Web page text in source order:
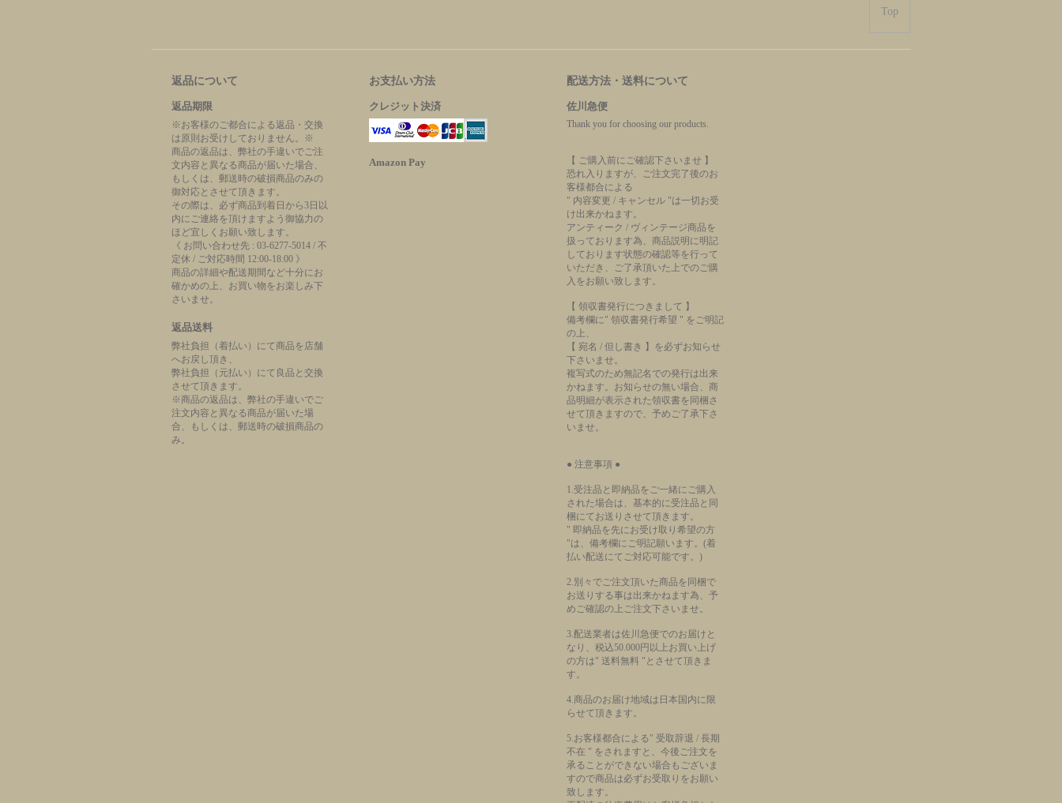
Top
返品について
返品期限
※お客様のご都合による返品・交換
は原則お受けしておりません。※
商品の返品は、弊社の手違いでご注
文内容と異なる商品が届いた場合、
もしくは、郵送時の破損商品のみの
御対応とさせて頂きます。
その際は、必ず商品到着日から3日以
内にご連絡を頂けますよう御協力の
ほど宜しくお願い致します。
《 お問い合わせ先 : 03-6277-5014 / 不
定休 / ご対応時間 12:00-18:00 》
商品の詳細や配送期間など十分にお
確かめの上、お買い物をお楽しみ下
さいませ。
返品送料
弊社負担（着払い）にて商品を店舗
へお戻し頂き、
弊社負担（元払い）にて良品と交換
させて頂きます。
※商品の返品は、弊社の手違いでご
注文内容と異なる商品が届いた場
合、もしくは、郵送時の破損商品の
み。
お支払い方法
クレジット決済
Amazon Pay
配送方法・送料について
佐川急便
Thank you for choosing our products.
【 ご購入前にご確認下さいませ 】
恐れ入りますが、ご注文完了後のお
客様都合による
" 内容変更 / キャンセル "は一切お受
け出来かねます。
アンティーク / ヴィンテージ商品を
扱っております為、商品説明に明記
しております状態の確認等を行って
いただき、ご了承頂いた上でのご購
入をお願い致します。
【 領収書発行につきまして 】
備考欄に" 領収書発行希望 " をご明記
の上、
【 宛名 / 但し書き 】を必ずお知らせ
下さいませ。
複写式のため無記名での発行は出来
かねます。お知らせの無い場合、商
品明細が表示された領収書を同梱さ
せて頂きますので、予めご了承下さ
いませ。
● 注意事項 ●
1.受注品と即納品をご一緒にご購入
された場合は、基本的に受注品と同
梱にてお送りさせて頂きます。
" 即納品を先にお受け取り希望の方
"は、備考欄にご明記願います。(着
払い配送にてご対応可能です。)
2.別々でご注文頂いた商品を同梱で
お送りする事は出来かねます為、予
めご確認の上ご注文下さいませ。
3.配送業者は佐川急便でのお届けと
なり、税込50.000円以上お買い上げ
の方は" 送料無料 "とさせて頂きま
す。
4.商品のお届け地域は日本国内に限
らせて頂きます。
5.お客様都合による" 受取辞退 / 長期
不在 " をされますと、今後ご注文を
承ることができない場合もございま
すので商品は必ずお受取りをお願い
致します。